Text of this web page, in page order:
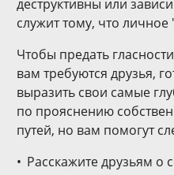
деструктивны или
служит тому, что
Чтобы предать
вам требуются друзья,
выразить свои самые
по прояснению
путей, но вам помогут
Расскажите друзьям о